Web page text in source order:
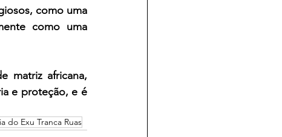
como uma
como uma
matriz africana,
e proteção, e é
do Exu Tranca Ruas